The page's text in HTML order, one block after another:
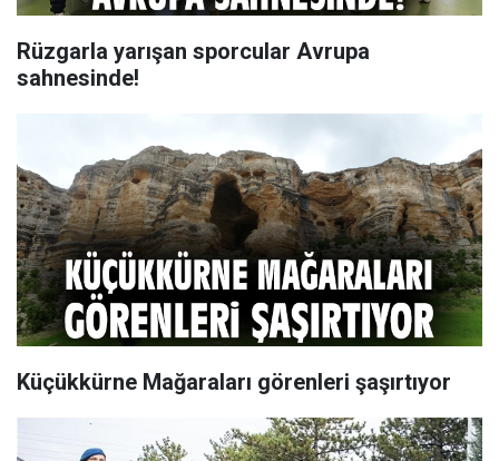
Rüzgarla yarışan sporcular Avrupa
sahnesinde!
Küçükkürne Mağaraları görenleri şaşırtıyor